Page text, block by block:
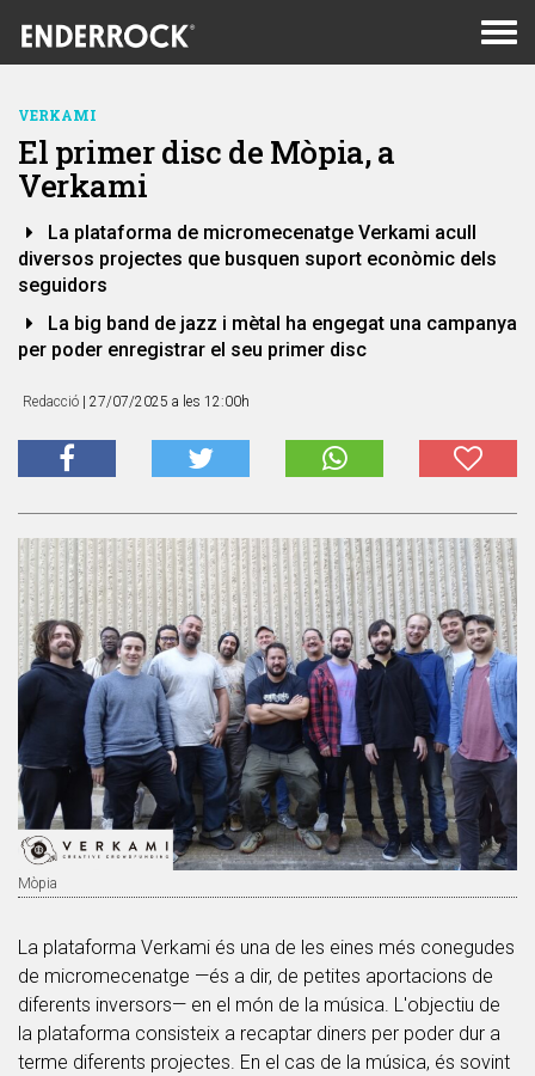
VERKAMI
El primer disc de Mòpia, a
Verkami
La plataforma de micromecenatge Verkami acull
diversos projectes que busquen suport econòmic dels
seguidors
La big band de jazz i mètal ha engegat una campanya
per poder enregistrar el seu primer disc
Redacció | 27/07/2025 a les 12:00h
Mòpia
La plataforma Verkami és una de les eines més conegudes
de micromecenatge —és a dir, de petites aportacions de
diferents inversors— en el món de la música. L'objectiu de
la plataforma consisteix a recaptar diners per poder dur a
terme diferents projectes. En el cas de la música, és sovint